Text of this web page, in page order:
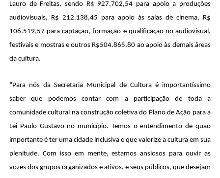
Lauro de Freitas, sendo R$ 927.702,54 para apoio a produções
audiovisuais, R$ 212.138,45 para apoio às salas de cinema, R$
106.519,57 para captação, formação e qualificação no audiovisual,
festivais e mostras e outros R$504.865,80 ao apoio às demais áreas
da cultura.
“Para nós da Secretaria Municipal de Cultura é importantíssimo
saber que podemos contar com a participação de toda a
comunidade cultural na construção coletiva do Plano de Ação para a
Lei Paulo Gustavo no município. Temos o entendimento de quão
importante é ter uma cidade inclusiva e que valorize a cultura em sua
plenitude. Com isso em mente, estamos ansiosos para ouvir as
vozes dos grupos organizados e ativos, e seus públicos, que desejam